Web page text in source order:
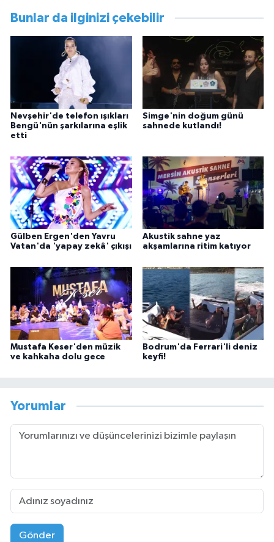
Bunlar da ilginizi çekebilir
Nevşehir'de telefon ışıkları
Bengü'nün şarkılarına eşlik
etti
Simge'nin doğum günü
sahnede kutlandı!
Gülben Ergen'den Yavru
Vatan'da 'yapay zekâ' çıkışı
Akustik sahne yaz
akşamlarına ritim katıyor
Mustafa Keser'den müzik
ve kahkaha dolu gece
Bodrum'da Ferrari'li deniz
keyfi!
Yorumlar
Gönder